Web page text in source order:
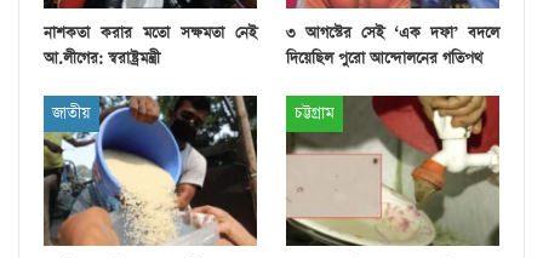
নাশকতা করার মতো সক্ষমতা নেই
আ.লীগের: স্বরাষ্ট্রমন্ত্রী
৩ আগস্টের সেই ‘এক দফা’ বদলে
দিয়েছিল পুরো আন্দোলনের গতিপথ
জাতীয় চট্টগ্রাম